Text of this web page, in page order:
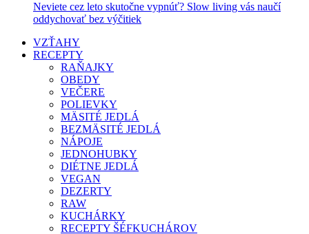
Neviete cez leto skutočne vypnúť? Slow living vás naučí
oddychovať bez výčitiek
VZŤAHY
RECEPTY
RAŇAJKY
OBEDY
VEČERE
POLIEVKY
MÄSITÉ JEDLÁ
BEZMÄSITÉ JEDLÁ
NÁPOJE
JEDNOHUBKY
DIÉTNE JEDLÁ
VEGAN
DEZERTY
RAW
KUCHÁRKY
RECEPTY ŠÉFKUCHÁROV